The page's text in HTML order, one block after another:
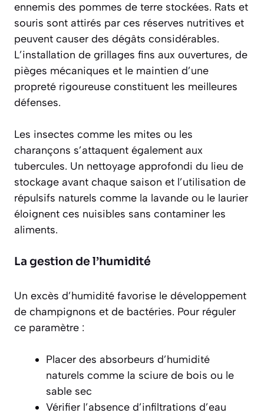
ennemis des pommes de terre stockées. Rats et
souris sont attirés par ces réserves nutritives et
peuvent causer des dégâts considérables.
L’installation de grillages fins aux ouvertures, de
pièges mécaniques et le maintien d’une
propreté rigoureuse constituent les meilleures
défenses.
Les insectes comme les mites ou les
charançons s’attaquent également aux
tubercules. Un nettoyage approfondi du lieu de
stockage avant chaque saison et l’utilisation de
répulsifs naturels comme la lavande ou le laurier
éloignent ces nuisibles sans contaminer les
aliments.
La gestion de l’humidité
Un excès d’humidité favorise le développement
de champignons et de bactéries. Pour réguler
ce paramètre :
Placer des absorbeurs d’humidité
naturels comme la sciure de bois ou le
sable sec
Vérifier l’absence d’infiltrations d’eau